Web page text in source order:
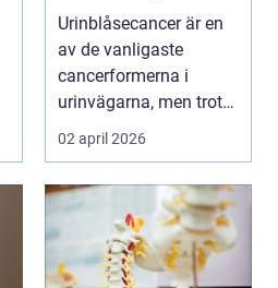
livet efter
diagnosen
Urinblåsecancer är en
av de vanligaste
cancerformerna i
urinvägarna, men trots
det hamnar den ofta i...
02 april 2026